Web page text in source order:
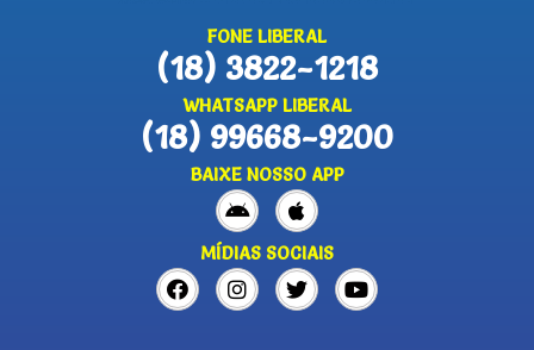
FONE LIBERAL
(18) 3822-1218
WHATSAPP LIBERAL
(18) 99668-9200
BAIXE NOSSO APP
MÍDIAS SOCIAIS